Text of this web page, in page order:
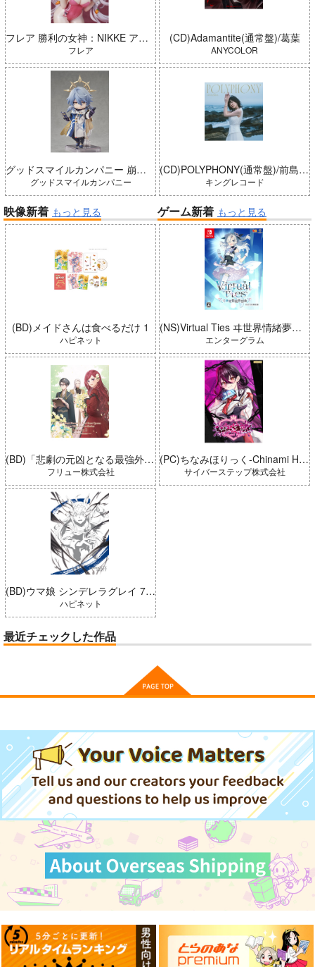
フレア 勝利の女神：NIKKE アリス：ワンダーランドバニー 完成品
フレア
グッドスマイルカンパニー 崩壊：スターレイル ねんどろいどどーる サンデー 完成品
グッドスマイルカンパニー
(CD)Adamantite(通常盤)/葛葉
ANYCOLOR
(CD)POLYPHONY(通常盤)/前島亜美
キングレコード
映像新着 もっと見る
(BD)メイドさんは食べるだけ 1
ハピネット
(BD)「悲劇の元凶となる最強外道ラスボス女王は民の為に尽くします。 Season2」BD-BOX 上巻
フリュー株式会社
(BD)ウマ娘 シンデレラグレイ 7 豪華版 (とらのあな限定版)
ハピネット
ゲーム新着 もっと見る
(NS)Virtual Ties ヰ世界情緒夢想曲 完全生産限定版
エンターグラム
(PC)ちなみほりっく-Chinami Holic 特典付き 限定ボックス
サイバーステップ株式会社
最近チェックした作品